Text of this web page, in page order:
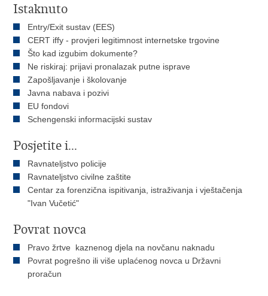
Istaknuto
Entry/Exit sustav (EES)
CERT iffy - provjeri legitimnost internetske trgovine
Što kad izgubim dokumente?
Ne riskiraj: prijavi pronalazak putne isprave
Zapošljavanje i školovanje
Javna nabava i pozivi
EU fondovi
Schengenski informacijski sustav
Posjetite i...
Ravnateljstvo policije
Ravnateljstvo civilne zaštite
Centar za forenzična ispitivanja, istraživanja i vještačenja
"Ivan Vučetić"
Povrat novca
Pravo žrtve kaznenog djela na novčanu naknadu
Povrat pogrešno ili više uplaćenog novca u Državni
proračun